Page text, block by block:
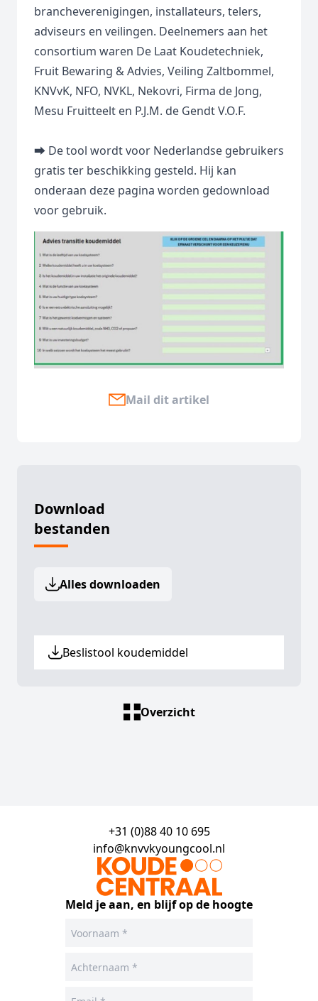
brancheverenigingen, installateurs, telers,
adviseurs en veilingen. Deelnemers aan het
consortium waren De Laat Koudetechniek,
Fruit Bewaring & Advies, Veiling Zaltbommel,
KNVvK, NFO, NVKL, Nekovri, Firma de Jong,
Mesu Fruitteelt en P.J.M. de Gendt V.O.F.
⮕ De tool wordt voor Nederlandse gebruikers
gratis ter beschikking gesteld. Hij kan
onderaan deze pagina worden gedownload
voor gebruik.
Mail dit artikel
Download
bestanden
Alles downloaden
Beslistool koudemiddel
Overzicht
+31 (0)88 40 10 695
info@knvvkyoungcool.nl
Meld je aan, en blijf op de hoogte